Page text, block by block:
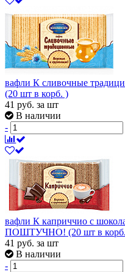
вафли К сливочные
(20 шт в корб. )
41 руб. за шт
В наличии
-
вафли К каприччио с
ПОШТУЧНО! (20 шт в
41 руб. за шт
В наличии
-